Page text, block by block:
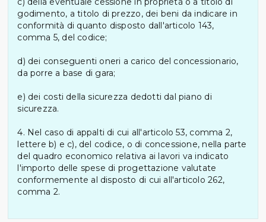
godimento, a titolo di prezzo, dei beni da indicare in
conformità di quanto disposto dall'articolo 143,
comma 5, del codice;
d) dei conseguenti oneri a carico del concessionario,
da porre a base di gara;
e) dei costi della sicurezza dedotti dal piano di
sicurezza.
4. Nel caso di appalti di cui all'articolo 53, comma 2,
lettere b) e c), del codice, o di concessione, nella parte
del quadro economico relativa ai lavori va indicato
l'importo delle spese di progettazione valutate
conformemente al disposto di cui all'articolo 262,
comma 2.